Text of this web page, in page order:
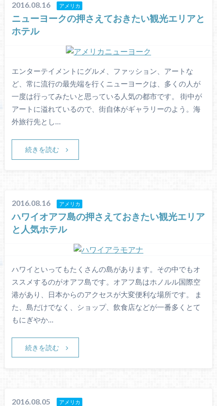
2016.08.16 アメリカ
ニューヨークの押さえておきたい観光エリアと
ホテル
エンターテイメントにグルメ、ファッション、アートな
ど、常に流行の最先端を行くニューヨークは、多くの人が
一度は行ってみたいと思っている人気の都市です。 街中が
アートに溢れているので、街自体がギャラリーのよう。海
外旅行先とし…
続きを読む
2016.08.16 アメリカ
ハワイオアフ島の押さえておきたい観光エリア
と人気ホテル
ハワイといってもたくさんの島があります。その中でもオ
ススメするのがオアフ島です。オアフ島はホノルル国際空
港があり、日本からのアクセスが大変便利な場所です。 ま
た、島だけでなく、ショップ、飲食店などが一番多くとて
もにぎやか…
続きを読む
2016.08.05 アメリカ